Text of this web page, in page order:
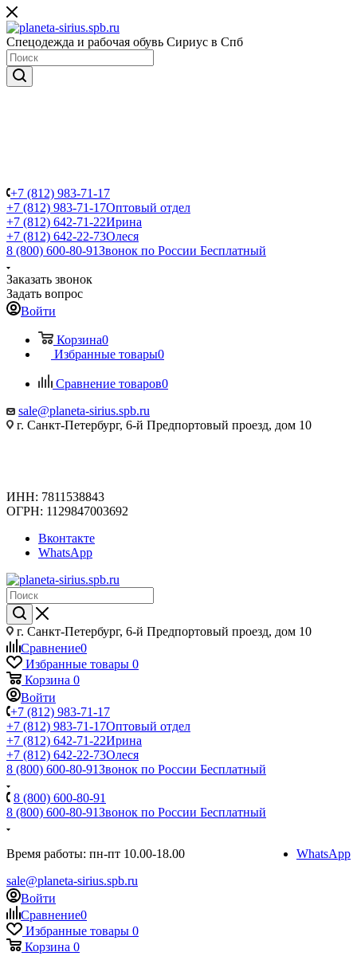
Спецодежда и рабочая обувь Сириус в Спб
+7 (812) 983-71-17
+7 (812) 983-71-17Оптовый отдел
+7 (812) 642-71-22Ирина
+7 (812) 642-22-73Олеся
8 (800) 600-80-91Звонок по России Бесплатный
Заказать звонок
Задать вопрос
Войти
Корзина0
Избранные товары0
Сравнение товаров0
sale@planeta-sirius.spb.ru
г. Санкт-Петербург, 6-й Предпортовый проезд, дом 10
ИНН: 7811538843
ОГРН: 1129847003692
Вконтакте
WhatsApp
г. Санкт-Петербург, 6-й Предпортовый проезд, дом 10
Сравнение0
Избранные товары 0
Корзина 0
Войти
+7 (812) 983-71-17
+7 (812) 983-71-17Оптовый отдел
+7 (812) 642-71-22Ирина
+7 (812) 642-22-73Олеся
8 (800) 600-80-91Звонок по России Бесплатный
8 (800) 600-80-91
8 (800) 600-80-91Звонок по России Бесплатный
Время работы: пн-пт 10.00-18.00
sale@planeta-sirius.spb.ru
WhatsApp
Войти
Сравнение0
Избранные товары 0
Корзина 0